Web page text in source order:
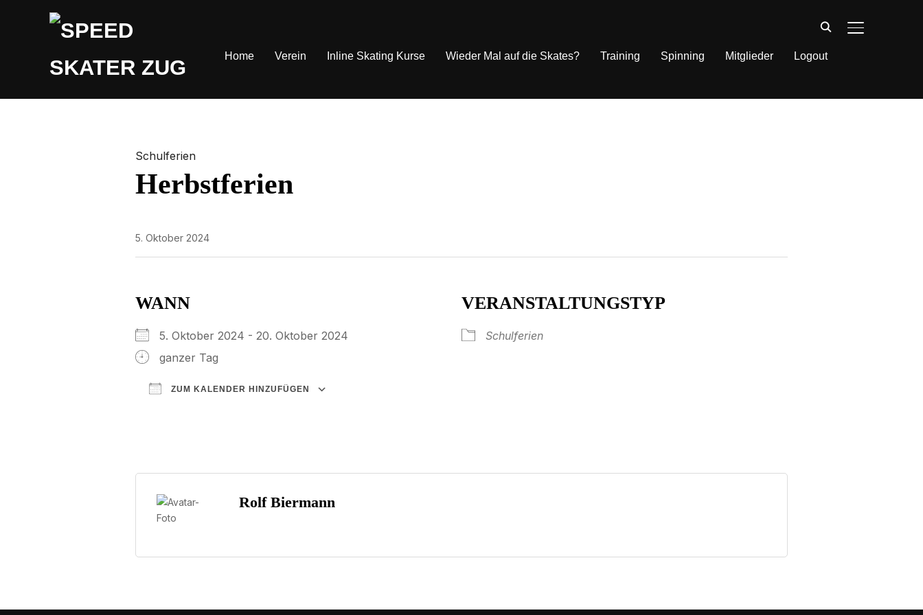
Home Verein Inline Skating Kurse Wieder Mal auf die Skates? Training Spinning Mitglieder Logout
Schulferien
Herbstferien
5. Oktober 2024
WANN
5. Oktober 2024 - 20. Oktober 2024
ganzer Tag
ZUM KALENDER HINZUFÜGEN
VERANSTALTUNGSTYP
Schulferien
Rolf Biermann